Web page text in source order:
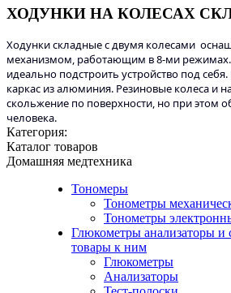
ХОДУНКИ НА КОЛЕСАХ
Ходунки складные с двумя колесами
механизмом, работающим в 8-ми
идеально подстроить устройство под
каркас из алюминия. Резиновые колеса и
скольжение по поверхности, но при этом
человека.
Категория:
Каталог товаров
Домашняя медтехника
Тономеры
Тонометры
Тонометры
Глюкометры анализаторы и
товары к ним
Глюкометры
Анализаторы